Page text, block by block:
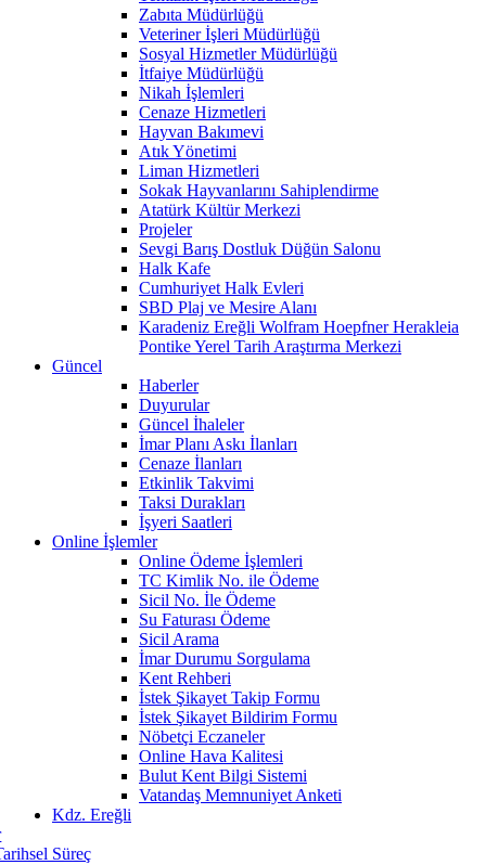
Zabıta Müdürlüğü
Veteriner İşleri Müdürlüğü
Sosyal Hizmetler Müdürlüğü
İtfaiye Müdürlüğü
Nikah İşlemleri
Cenaze Hizmetleri
Hayvan Bakımevi
Atık Yönetimi
Liman Hizmetleri
Sokak Hayvanlarını Sahiplendirme
Atatürk Kültür Merkezi
Projeler
Sevgi Barış Dostluk Düğün Salonu
Halk Kafe
Cumhuriyet Halk Evleri
SBD Plaj ve Mesire Alanı
Karadeniz Ereğli Wolfram Hoepfner Herakleia
Pontike Yerel Tarih Araştırma Merkezi
Güncel
Haberler
Duyurular
Güncel İhaleler
İmar Planı Askı İlanları
Cenaze İlanları
Etkinlik Takvimi
Taksi Durakları
İşyeri Saatleri
Online İşlemler
Online Ödeme İşlemleri
TC Kimlik No. ile Ödeme
Sicil No. İle Ödeme
Su Faturası Ödeme
Sicil Arama
İmar Durumu Sorgulama
Kent Rehberi
İstek Şikayet Takip Formu
İstek Şikayet Bildirim Formu
Nöbetçi Eczaneler
Online Hava Kalitesi
Bulut Kent Bilgi Sistemi
Vatandaş Memnuniyet Anketi
Kdz. Ereğli
Süreç